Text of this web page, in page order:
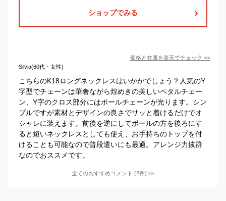
ショップでみる
価格と在庫を楽天でチェック >>
Silvia(60代・女性)
こちらのK18ロングネックレスはいかがでしょう？人気のY
字型でチェーンは華奢ながら煌めきの美しいペタルチェー
ン、Y字のクロス部分にはボールチェーンが光ります。シン
プルですが素材とデザインの良さでサッと着けるだけでオ
シャレに装えます。前後を逆にしてボールの方を後ろにす
ると短いネックレスとしても使え、お手持ちのトップを付
けることも可能なので普段遣いにも最適。アレンジ力抜群
なのでおススメです。
全てのおすすめコメント (2件) >